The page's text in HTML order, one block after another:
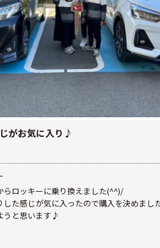
がお気に入り♪
らロッキーに乗り換えました(^^)/
した感じが気に入ったので購入を決めまし
うと思います♪